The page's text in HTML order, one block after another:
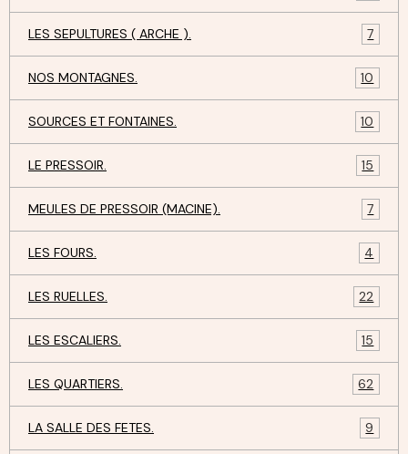
LES SEPULTURES ( ARCHE ). 7
NOS MONTAGNES. 10
SOURCES ET FONTAINES. 10
LE PRESSOIR. 15
MEULES DE PRESSOIR (MACINE). 7
LES FOURS. 4
LES RUELLES. 22
LES ESCALIERS. 15
LES QUARTIERS. 62
LA SALLE DES FETES. 9